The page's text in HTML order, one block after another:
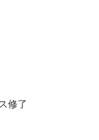
修了